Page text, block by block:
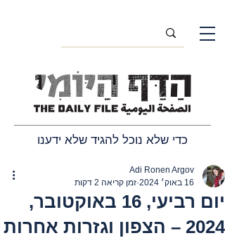
כדי שלא נוכל להגיד שלא ידענו
יום רביעי, 16 באוקטובר,
2024 – הצפון וגזרות אחרות
Adi Ronen Argov
16 באוק׳ 2024
זמן קריאה 2 דקות